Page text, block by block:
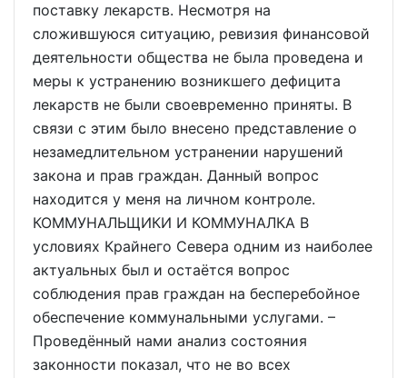
поставку лекарств. Несмотря на
сложившуюся ситуацию, ревизия финансовой
деятельности общества не была проведена и
меры к устранению возникшего дефицита
лекарств не были своевременно приняты. В
связи с этим было внесено представление о
незамедлительном устранении нарушений
закона и прав граждан. Данный вопрос
находится у меня на личном контроле.
КОММУНАЛЬЩИКИ И КОММУНАЛКА В
условиях Крайнего Севера одним из наиболее
актуальных был и остаётся вопрос
соблюдения прав граждан на бесперебойное
обеспечение коммунальными услугами. –
Проведённый нами анализ состояния
законности показал, что не во всех